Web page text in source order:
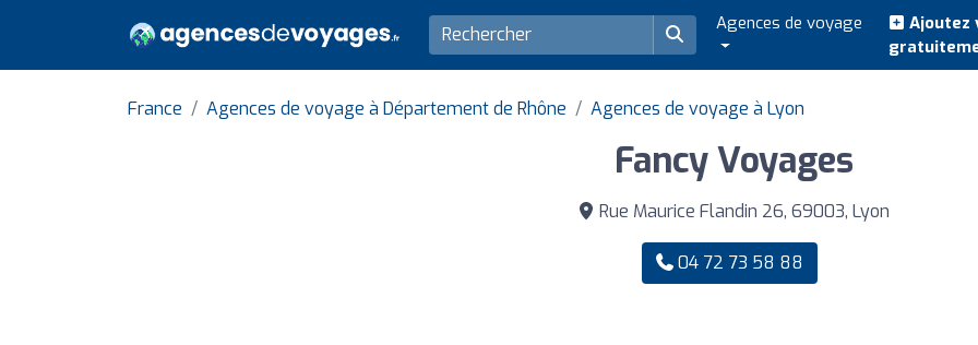
Agences de voyage
Ajoutez
France Agences de voyage à Département de Rhône Agences de voyage à Lyon
Fancy Voyages
Rue Maurice Flandin 26, 69003, Lyon
04 72 73 58 88